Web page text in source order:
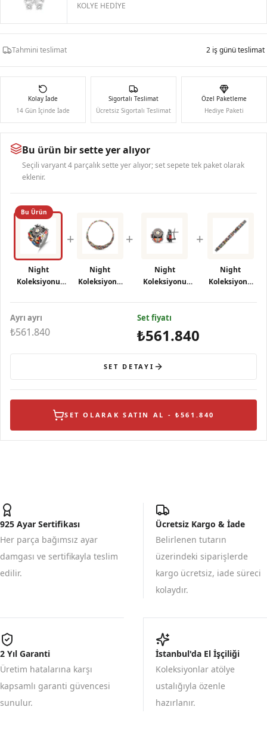
KOLYE HEDİYE
Tahmini teslimat 2 iş günü teslimat
Kolay İade
14 Gün İçinde İade
Sigortalı Teslimat
Ücretsiz Sigortalı Teslimat
Özel Paketleme
Hediye Paketi
Bu ürün bir sette yer alıyor
Seçili varyant 4 parçalık sette yer alıyor; set sepete tek paket olarak
eklenir.
Bu Ürün
Night
Koleksiyonu
Kelebek
Figürlü Gümüş
Yüzük
+
Night
Koleksiyonu
Temalı Gümüş
+
Night
Koleksiyonu
ve Papatya
Tasarımlı Gümüş
Küpe
+
Night
Koleksiyonu
Temalı Geniş
Ayrı ayrı
₺561.840
Set fiyatı
₺561.840
SET DETAYI
SET OLARAK SATIN AL - ₺561.840
925 Ayar Sertifikası
Her parça bağımsız ayar
damgası ve sertifikayla teslim
edilir.
Ücretsiz Kargo & İade
Belirlenen tutarın
üzerindeki siparişlerde
kargo ücretsiz, iade süreci
kolaydır.
2 Yıl Garanti
Üretim hatalarına karşı
kapsamlı garanti güvencesi
sunulur.
İstanbul'da El İşçiliği
Koleksiyonlar atölye
ustalığıyla özenle
hazırlanır.